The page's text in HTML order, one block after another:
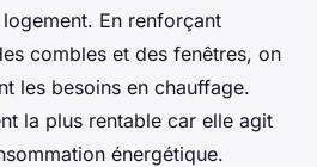
En renforçant
combles et des fenêtres, on
les besoins en chauffage.
la plus rentable car elle agit
énergétique.